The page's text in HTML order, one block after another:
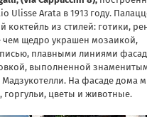
Ulisse Arata в 1913 году.
коктейль из стилей: готики,
чем щедро украшен мозаикой,
плавными линиями
выполненной
На фасаде дома
горгульи, цветы и животные.